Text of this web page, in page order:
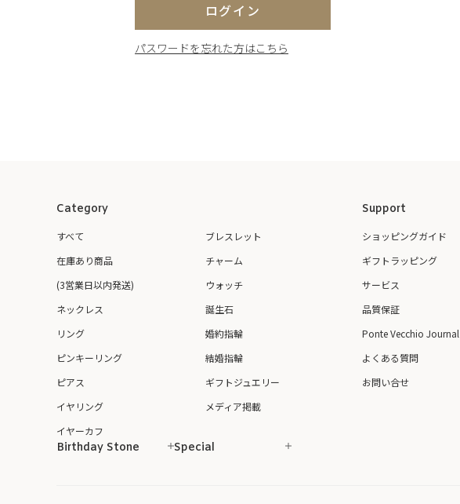
ログイン
パスワードを忘れた方はこちら
Category
すべて
在庫あり商品
(3営業日以内発送)
ネックレス
リング
ピンキーリング
ピアス
イヤリング
イヤーカフ
ブレスレット
チャーム
ウォッチ
誕生石
婚約指輪
結婚指輪
ギフトジュエリー
メディア掲載
Support
ショッピングガイド
ギフトラッピング
サービス
品質保証
Ponte Vecchio Journal
よくある質問
お問い合せ
Birthday Stone Special